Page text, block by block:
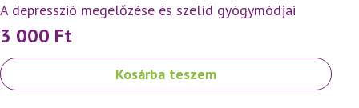
A depresszió megelőzése és szelíd gyógymódjai
3 000 Ft
Kosárba teszem